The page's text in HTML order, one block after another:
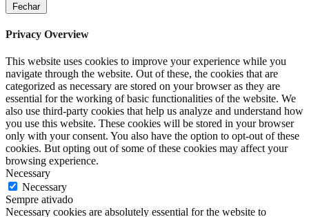
Fechar
Privacy Overview
This website uses cookies to improve your experience while you
navigate through the website. Out of these, the cookies that are
categorized as necessary are stored on your browser as they are
essential for the working of basic functionalities of the website. We
also use third-party cookies that help us analyze and understand how
you use this website. These cookies will be stored in your browser
only with your consent. You also have the option to opt-out of these
cookies. But opting out of some of these cookies may affect your
browsing experience.
Necessary
Necessary
Sempre ativado
Necessary cookies are absolutely essential for the website to